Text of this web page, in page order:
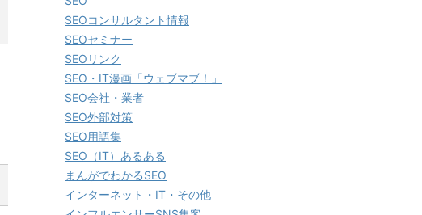
SEOコンサルタント情報
SEOセミナー
SEOリンク
SEO・IT漫画「ウェブマブ！」
SEO会社・業者
SEO外部対策
SEO用語集
SEO（IT）あるある
まんがでわかるSEO
インターネット・IT・その他